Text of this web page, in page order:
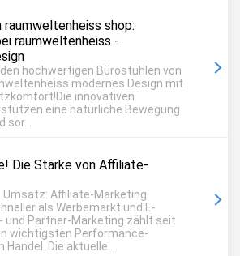
shop:
raumweltenheiss -
hochwertigen Bürostühlen von
modernes Design mit
innovativen
eine natürliche Bewegung
Die Stärke von Affiliate-
Umsatz: Affiliate-Marketing
als Werbemarkt und E-
und Partner-Marketing zählt seit
wichtigsten Performance-
Die aktuelle ...